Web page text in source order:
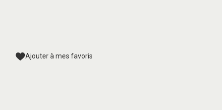
Ajouter à mes favoris